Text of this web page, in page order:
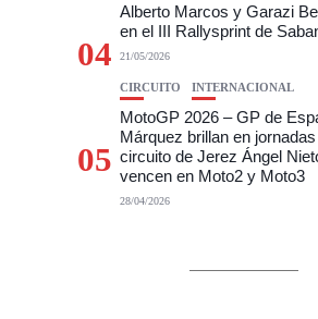
04
Alberto Marcos y Garazi
en el III Rallysprint de
21/05/2026
05
CIRCUITO INTERNACIONAL
MotoGP 2026 – GP de
Márquez brillan en
circuito de Jerez Ángel
vencen en Moto2 y Moto3
28/04/2026